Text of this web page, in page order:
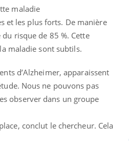
maladie
et les plus forts. De manière
du risque de 85 %. Cette
maladie sont subtils.
d’Alzheimer, apparaissent
Nous ne pouvons pas
observer dans un groupe
conclut le chercheur. Cela